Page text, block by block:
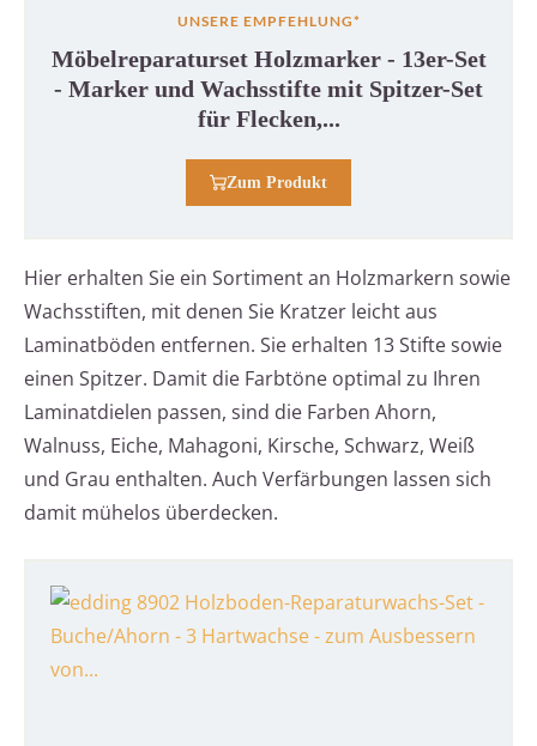
UNSERE EMPFEHLUNG*
Möbelreparaturset Holzmarker - 13er-Set
- Marker und Wachsstifte mit Spitzer-Set
für Flecken,...
Zum Produkt
Hier erhalten Sie ein Sortiment an Holzmarkern sowie
Wachsstiften, mit denen Sie Kratzer leicht aus
Laminatböden entfernen. Sie erhalten 13 Stifte sowie
einen Spitzer. Damit die Farbtöne optimal zu Ihren
Laminatdielen passen, sind die Farben Ahorn,
Walnuss, Eiche, Mahagoni, Kirsche, Schwarz, Weiß
und Grau enthalten. Auch Verfärbungen lassen sich
damit mühelos überdecken.